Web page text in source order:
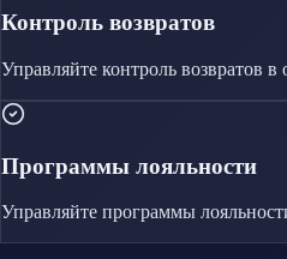
Контроль возвратов
Управляйте контроль возвратов в
Программы лояльности
Управляйте программы